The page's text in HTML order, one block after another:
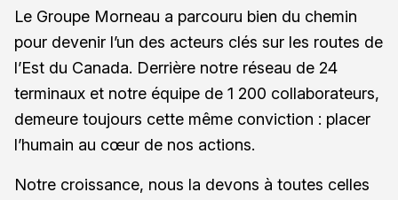
Le Groupe Morneau a parcouru bien du chemin
pour devenir l’un des acteurs clés sur les routes de
l’Est du Canada. Derrière notre réseau de 24
terminaux et notre équipe de 1 200 collaborateurs,
demeure toujours cette même conviction : placer
l’humain au cœur de nos actions.
Notre croissance, nous la devons à toutes celles